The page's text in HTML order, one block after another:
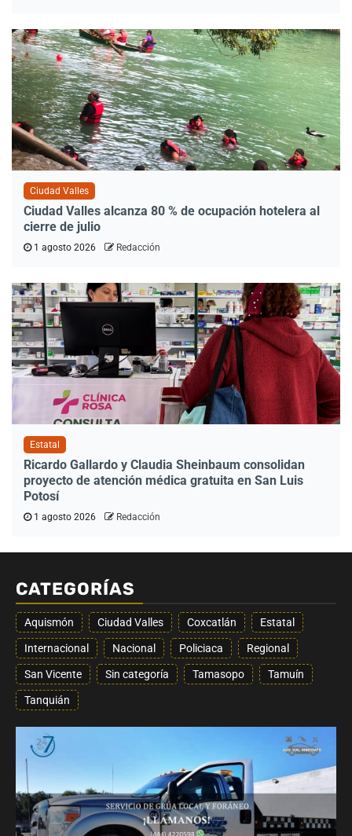
Ciudad Valles
Ciudad Valles alcanza 80 % de ocupación hotelera al
cierre de julio
1 agosto 2026 Redacción
Estatal
Ricardo Gallardo y Claudia Sheinbaum consolidan
proyecto de atención médica gratuita en San Luis
Potosí
1 agosto 2026 Redacción
CATEGORÍAS
Aquismón Ciudad Valles Coxcatlán Estatal
Internacional Nacional Policiaca Regional
San Vicente Sin categoría Tamasopo Tamuín
Tanquián